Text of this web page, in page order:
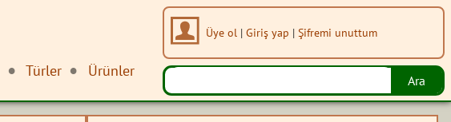
Türler Ürünler
Üye ol | Giriş yap | Şifremi unuttum